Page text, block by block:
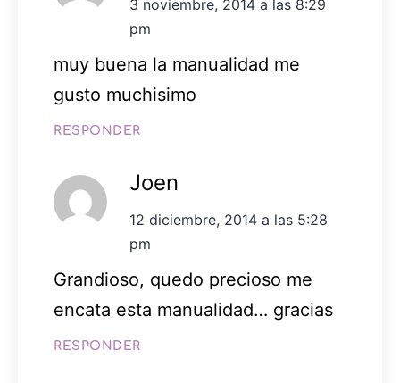
3 noviembre, 2014 a las 8:29
pm
muy buena la manualidad me
gusto muchisimo
RESPONDER
Joen
12 diciembre, 2014 a las 5:28
pm
Grandioso, quedo precioso me
encata esta manualidad… gracias
RESPONDER